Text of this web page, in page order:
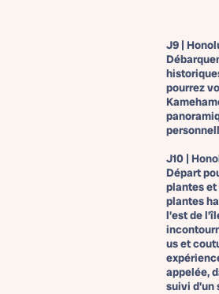
J9 |
pourrez
J10 |
Départ
plantes et
plantes
l’est de
us et
appelée,
suivi